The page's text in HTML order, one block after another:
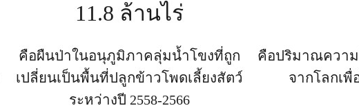
11.8 ล้านไร่
คือผืนป่าในอนุภูมิภาคลุ่มน้ำโขงที่ถูก
เปลี่ยนเป็นพื้นที่ปลูกข้าวโพดเลี้ยงสัตว์
ระหว่างปี 2558-2566
คือปริมาณควา
จากโลกเพื่